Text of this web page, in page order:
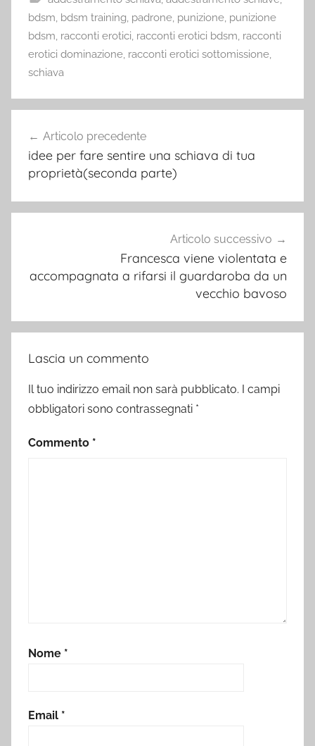
bdsm, bdsm training, padrone, punizione, punizione
bdsm, racconti erotici, racconti erotici bdsm, racconti
erotici dominazione, racconti erotici sottomissione,
schiava
articoli
Articolo precedente
idee per fare sentire una schiava di tua
proprietà(seconda parte)
Articolo successivo
Francesca viene violentata e
accompagnata a rifarsi il guardaroba da un
vecchio bavoso
Lascia un commento
Il tuo indirizzo email non sarà pubblicato.
I campi
obbligatori sono contrassegnati *
Commento *
Nome *
Email *